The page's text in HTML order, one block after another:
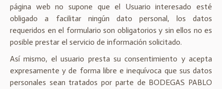
página web no supone que el Usuario interesado esté
obligado a facilitar ningún dato personal, los datos
requeridos en el formulario son obligatorios y sin ellos no es
posible prestar el servicio de información solicitado.
Así mismo, el usuario presta su consentimiento y acepta
expresamente y de forma libre e inequívoca que sus datos
personales sean tratados por parte de BODEGAS PABLO